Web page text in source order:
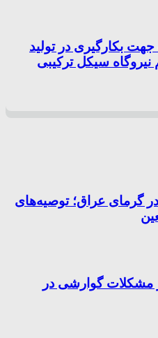
بکارگیری در تولید
سیکل ترکیبی
گرمای عراق؛ توصیه‌های
مشکلات گوارشی در